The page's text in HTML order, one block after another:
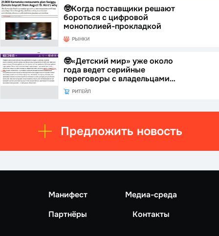
🤓Когда поставщики решают
бороться с цифровой
монополией-прокладкой
РЫНКИ
🤓«Детский мир» уже около
года ведет серийные
переговоры с владельцами…
РИТЕЙЛ
Предложить новость
Манифест
Медиа-среда
Партнёры
Контакты